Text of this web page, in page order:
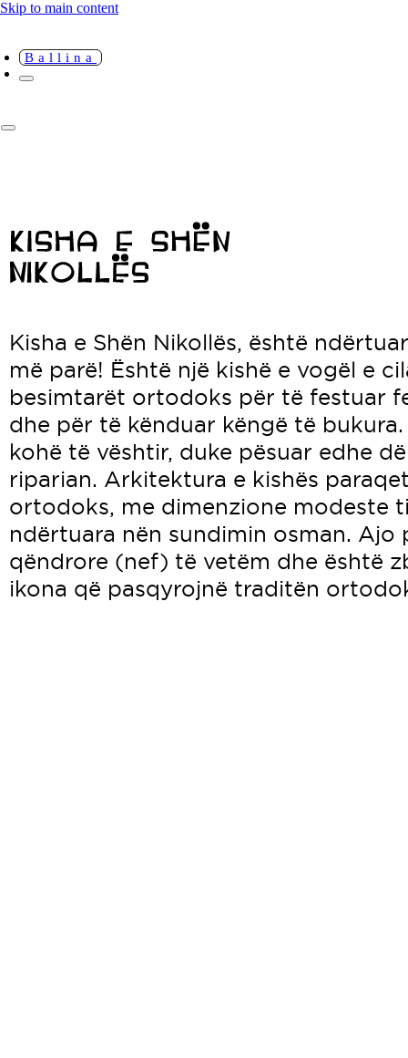
Skip to main content
Ballina
Kisha e Shën Nikollës, është
më parë! Është një kishë e vogël e
besimtarët ortodoks për të festuar
dhe për të kënduar këngë të
kohë të vështir, duke pësuar edhe
riparian. Arkitektura e kishës
ortodoks, me dimenzione modeste
ndërtuara nën sundimin osman. Ajo
qëndrore (nef) të vetëm dhe është
ikona që pasqyrojnë traditën